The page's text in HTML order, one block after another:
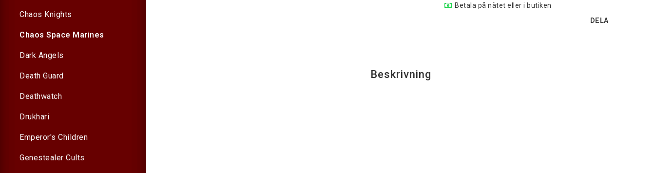
Chaos Knights
Chaos Space Marines
Dark Angels
Death Guard
Deathwatch
Drukhari
Emperor's Children
Genestealer Cults
Betala på nätet eller i butiken
DELA
Beskrivning